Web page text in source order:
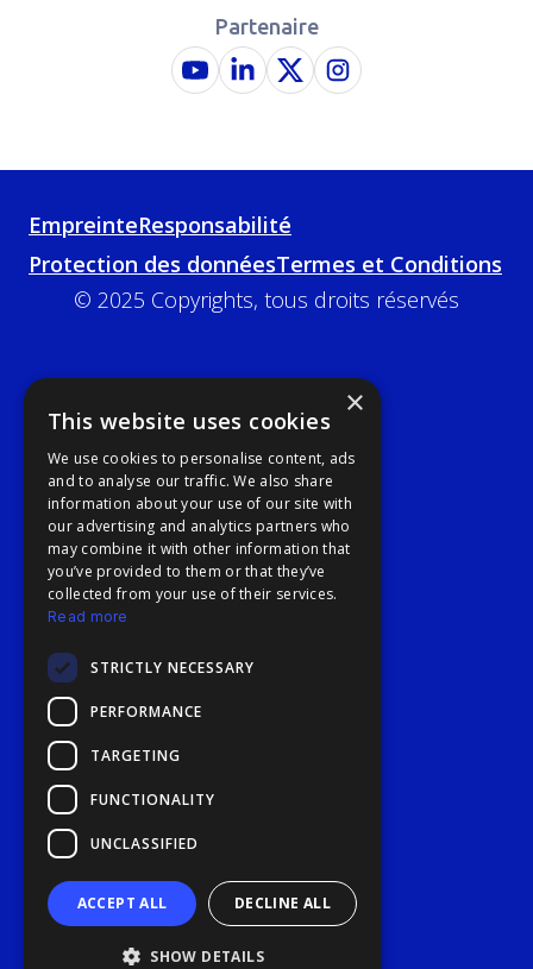
Partenaire
EmpreinteResponsabilité
Protection des donnéesTermes et Conditions
© 2025 Copyrights, tous droits réservés
×
This website uses cookies
We use cookies to personalise content, ads
and to analyse our traffic. We also share
information about your use of our site with
our advertising and analytics partners who
may combine it with other information that
you’ve provided to them or that they’ve
collected from your use of their services.
Read more
STRICTLY NECESSARY
PERFORMANCE
TARGETING
FUNCTIONALITY
UNCLASSIFIED
ACCEPT ALL DECLINE ALL
SHOW DETAILS